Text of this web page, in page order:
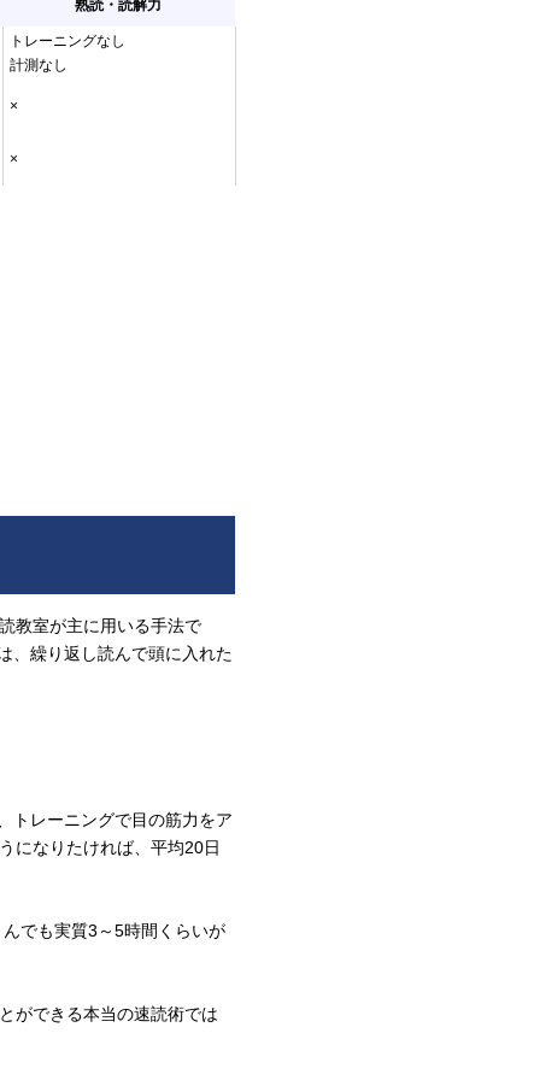
熟読・読解力
トレーニングなし
計測なし
×
×
教室が主に用いる手法で
、繰り返し読んで頭に入れた
トレーニングで目の筋力をア
になりたければ、平均20日
でも実質3～5時間くらいが
ができる本当の速読術では